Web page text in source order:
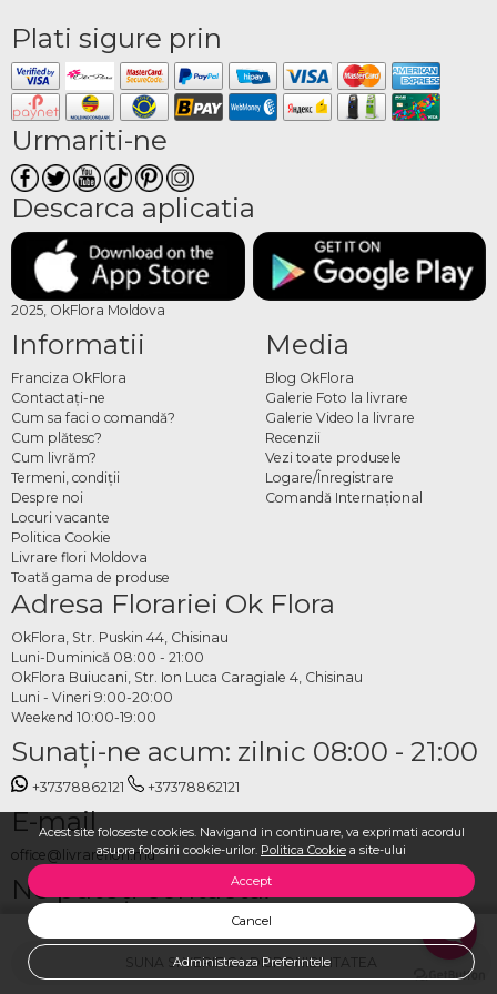
Acest site foloseste cookies. Navigand in continuare, va exprimati acordul
asupra folosirii cookie-urilor. Politica Cookie a site-ului
Accept
Cancel
Administreaza Preferintele
SUNA SI VERIFICA DISPONIBILITATEA
Plati sigure prin
Urmariti-ne
Descarca aplicatia
2025, OkFlora Moldova
Informatii
Franciza OkFlora
Contactaţi-ne
Cum sa faci o comandă?
Cum plătesc?
Cum livrăm?
Termeni, condiţii
Despre noi
Locuri vacante
Politica Cookie
Livrare flori Moldova
Toată gama de produse
Media
Blog OkFlora
Galerie Foto la livrare
Galerie Video la livrare
Recenzii
Vezi toate produsele
Logare/Înregistrare
Comandă Internațional
Adresa Florariei Ok Flora
OkFlora, Str. Puskin 44, Chisinau
Luni-Duminică 08:00 - 21:00
OkFlora Buiucani, Str. Ion Luca Caragiale 4, Chisinau
Luni - Vineri 9:00-20:00
Weekend 10:00-19:00
Sunaţi-ne acum: zilnic 08:00 - 21:00
+37378862121 +37378862121
E-mail
office@livrareflori.md
Ne puteți contacta:
whatsapp